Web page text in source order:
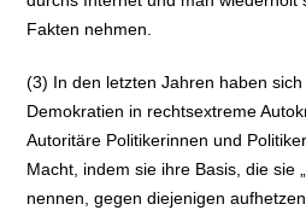
Fakten nehmen.
(3) In den letzten Jahren haben
Demokratien in rechtsextreme
Autoritäre Politikerinnen und
Macht, indem sie ihre Basis, die sie
nennen, gegen diejenigen